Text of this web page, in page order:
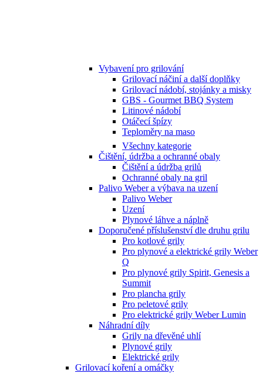
Vybavení pro grilování
Grilovací náčiní a další doplňky
Grilovací nádobí, stojánky a misky
GBS - Gourmet BBQ System
Litinové nádobí
Otáčecí špízy
Teploměry na maso
Všechny kategorie
Čištění, údržba a ochranné obaly
Čištění a údržba grilů
Ochranné obaly na gril
Palivo Weber a výbava na uzení
Palivo Weber
Uzení
Plynové láhve a náplně
Doporučené příslušenství dle druhu grilu
Pro kotlové grily
Pro plynové a elektrické grily Weber
Q
Pro plynové grily Spirit, Genesis a
Summit
Pro plancha grily
Pro peletové grily
Pro elektrické grily Weber Lumin
Náhradní díly
Grily na dřevěné uhlí
Plynové grily
Elektrické grily
Grilovací koření a omáčky